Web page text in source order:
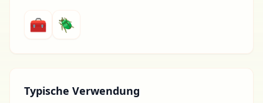
🧰 🪲
Typische Verwendung